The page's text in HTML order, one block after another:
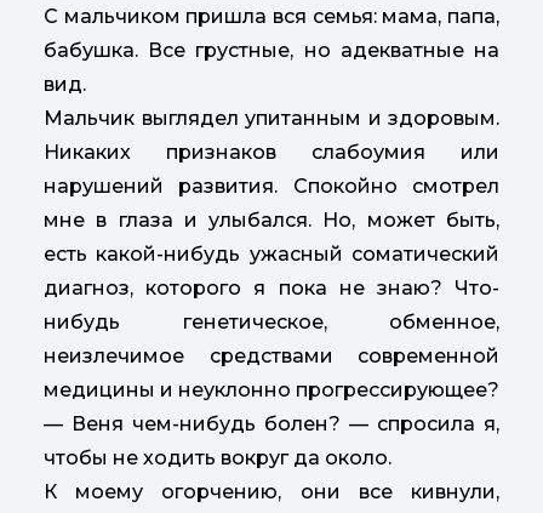
С мальчиком пришла вся семья: мама, папа,
бабушка. Все грустные, но адекватные на
вид.
Мальчик выглядел упитанным и здоровым.
Никаких признаков слабоумия или
нарушений развития. Спокойно смотрел
мне в глаза и улыбался. Но, может быть,
есть какой-нибудь ужасный соматический
диагноз, которого я пока не знаю? Что-
нибудь генетическое, обменное,
неизлечимое средствами современной
медицины и неуклонно прогрессирующее?
— Веня чем-нибудь болен? — спросила я,
чтобы не ходить вокруг да около.
К моему огорчению, они все кивнули,